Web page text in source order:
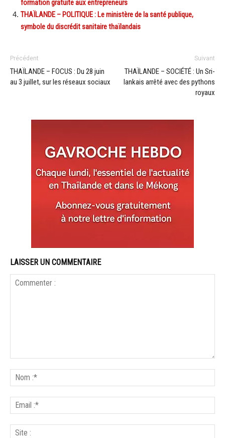
formation gratuite aux entrepreneurs
THAÏLANDE – POLITIQUE : Le ministère de la santé publique,
symbole du discrédit sanitaire thaïlandais
Précédent
THAÏLANDE – FOCUS : Du 28 juin
au 3 juillet, sur les réseaux sociaux
Suivant
THAÏLANDE – SOCIÉTÉ : Un Sri-
lankais arrêté avec des pythons
royaux
LAISSER UN COMMENTAIRE